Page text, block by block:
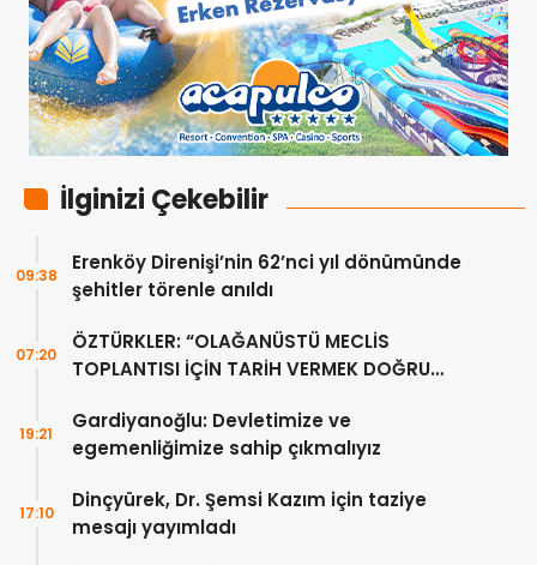
İlginizi Çekebilir
Erenköy Direnişi’nin 62’nci yıl dönümünde
şehitler törenle anıldı
09:38
ÖZTÜRKLER: “OLAĞANÜSTÜ MECLİS
TOPLANTISI İÇİN TARİH VERMEK DOĞRU
07:20
Gardiyanoğlu: Devletimize ve
egemenliğimize sahip çıkmalıyız
19:21
Dinçyürek, Dr. Şemsi Kazım için taziye
mesajı yayımladı
17:10